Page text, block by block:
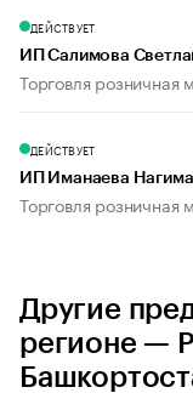
ДЕЙСТВУЕТ
ИП Салимова
Торговля розничная
ДЕЙСТВУЕТ
ИП Иманаева
Торговля розничная
Другие
регионе —